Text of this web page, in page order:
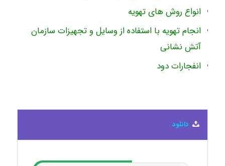
انواع روش های تهویه
انجام تهویه با استفاده از وسایل و تجهیزات سازمان
آتش نشانی
انفجارات دود
دانلود